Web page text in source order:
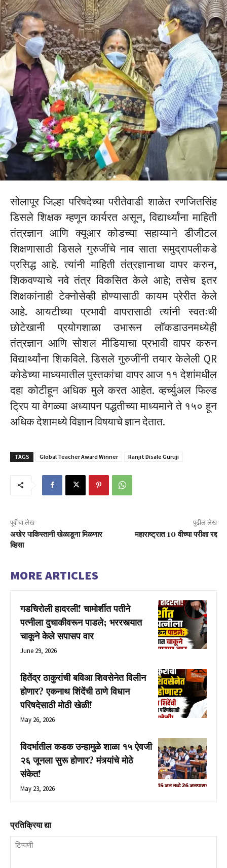
सोलापूर जिल्हा परिषदेच्या परीतेवाडी शाळेत रणजितसिंह
डिसले शिक्षक म्हणून कार्यरत असून, विद्यार्थ्यांना माहिती
तंत्रज्ञान आणि क्यूआर कोडच्या सहाय्याने डीजीटल
शिक्षणासाठी डिसले गुरुजींचे नाव साता समुद्रापलीकडे
प्रसिद्ध आहे. त्यांनी माहिती तंत्रज्ञानाचा वापर करुन,
शिकवण्याचे नवे तंत्र विकसित केले आहे; तसेच इतर
शिक्षकांनाही टेक्नोसेव्ही होण्यासाठी कायम प्रेरीत केले
आहे. आयटीच्या प्रभावी वापरासाठी त्यांनी स्वतःची
छोटेखानी प्रयोगशाळा उभारून लॉकडाउनमध्येही
तंत्रज्ञान आणि सोशल मीडियाचा प्रभावी वापर करुन
विद्यार्थ्यांना शिकविले. डिसले गुरुजींनी तयार केलेली QR
कोडेच्या माध्यमातील पुस्तकांचा वापर आज ११ देशांमधील
दहा कोटीहून अधिक मुले करत आहेत. व्हर्च्युअल फिल्ड
ट्रिप या वेगळ्या अध्यापन पद्धतीच्या माध्यमाने ते १५० हून
अधिक देशामध्ये विज्ञान विषयाचे ज्ञान देतात.
TAGS Global Teacher Award Winner Ranjit Disale Guruji
पूर्वीचा लेख
अखेर पाकिस्तानी खेळाडूना मिळणार
व्हिसा
पुढील लेख
महाराष्ट्रात 10 वीच्या परीक्षा रद्द
MORE ARTICLES
गडचिरोली हादरली! चामोर्शीत पतीने
पत्नीला दुचाकीवरून पाडले; भररस्त्यात
चाकूने केले सपासप वार
June 29, 2026
हितेंद्र ठाकुरांची बविआ शिवसेनेत विलीन
होणार? एकनाथ शिंदेंची ठाणे विधान
परिषदेसाठी मोठी खेळी!
May 26, 2026
विदर्भातील कडक उन्हामुळे शाळा १५ ऐवजी
२६ जूनला सुरू होणार? मंत्र्यांचे मोठे
संकेत!
May 23, 2026
प्रतिक्रिया द्या